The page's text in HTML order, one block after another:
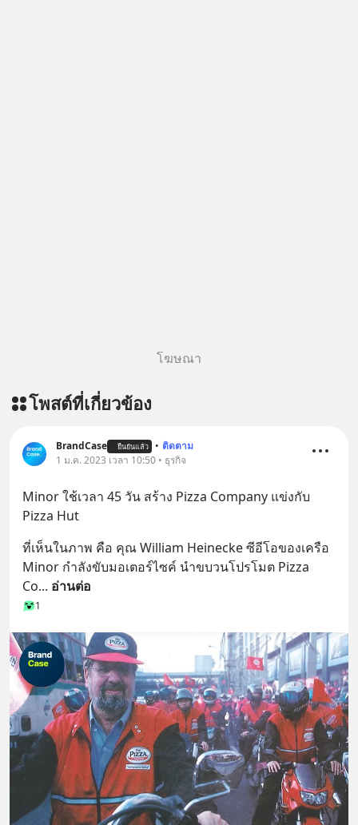
โฆษณา
โพสต์ที่เกี่ยวข้อง
BrandCase ยืนยันแล้ว • ติดตาม
1 ม.ค. 2023 เวลา 10:50 • ธุรกิจ
Minor ใช้เวลา 45 วัน สร้าง Pizza Company แข่งกับ
Pizza Hut
ที่เห็นในภาพ คือ คุณ William Heinecke ซีอีโอของเครือ
Minor กำลังขับมอเตอร์ไซค์ นำขบวนโปรโมต Pizza
Co... อ่านต่อ
1